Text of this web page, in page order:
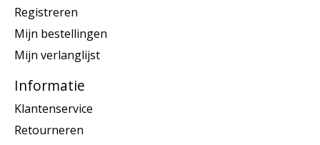
Registreren
Mijn bestellingen
Mijn verlanglijst
Informatie
Klantenservice
Retourneren